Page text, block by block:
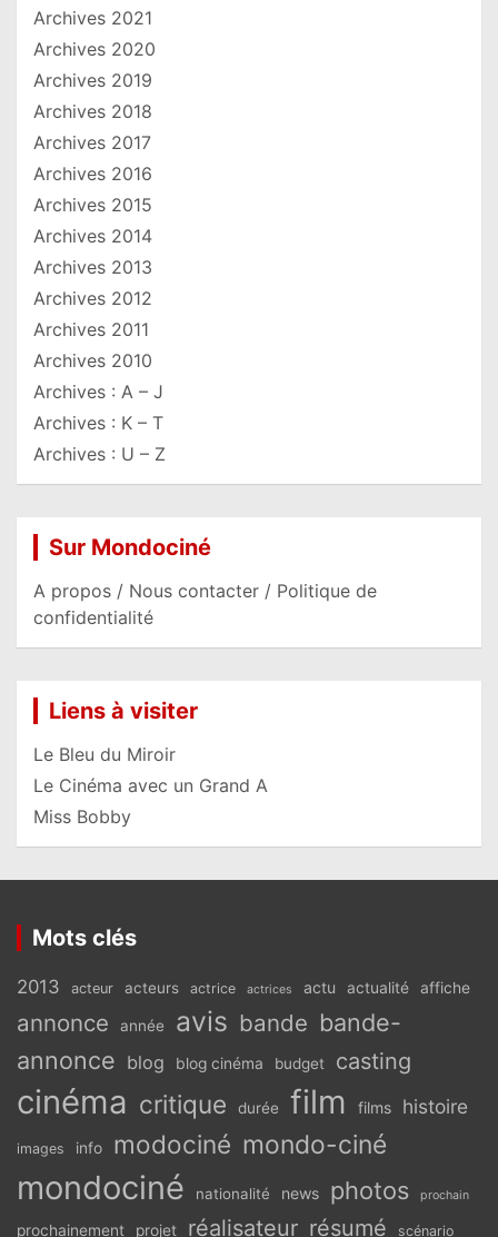
Archives 2021
Archives 2020
Archives 2019
Archives 2018
Archives 2017
Archives 2016
Archives 2015
Archives 2014
Archives 2013
Archives 2012
Archives 2011
Archives 2010
Archives : A – J
Archives : K – T
Archives : U – Z
Sur Mondociné
A propos / Nous contacter / Politique de
confidentialité
Liens à visiter
Le Bleu du Miroir
Le Cinéma avec un Grand A
Miss Bobby
Mots clés
2013 acteur acteurs actrice actrices actu actualité affiche
annonce année avis bande bande-
annonce blog blog cinéma budget casting
cinéma critique durée film films histoire
images info modociné mondo-ciné
mondociné nationalité news photos prochain
prochainement projet réalisateur résumé scénario